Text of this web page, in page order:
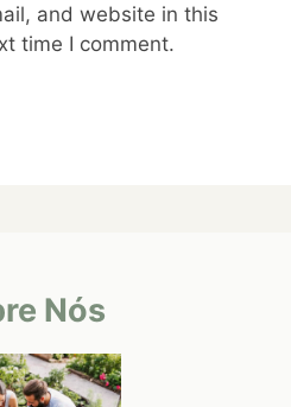
and website in this
time I comment.
Nós